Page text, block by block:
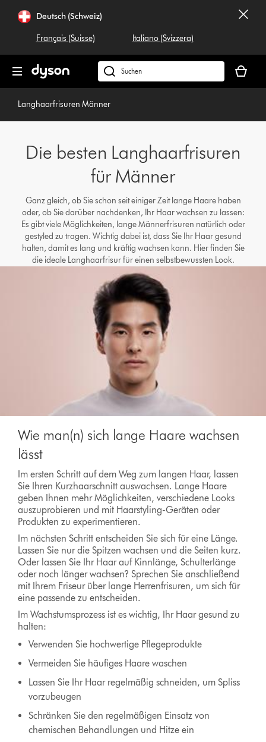
überspringenDeutsch (Schweiz)
Français (Suisse) Italiano (Svizzera)
Dyson.ch
durchsuchen
ist
Langhaarfrisuren Männer
Die besten Langhaarfrisuren
für Männer
Ganz gleich, ob Sie schon seit einiger Zeit lange Haare haben
oder, ob Sie darüber nachdenken, Ihr Haar wachsen zu lassen:
Es gibt viele Möglichkeiten, lange Männerfrisuren natürlich oder
gestyled zu tragen. Wichtig dabei ist, dass Sie Ihr Haar gesund
halten, damit es lang und kräftig wachsen kann. Hier finden Sie
die ideale Langhaarfrisur für einen selbstbewussten Look.
Wie man(n) sich lange Haare wachsen
lässt
Im ersten Schritt auf dem Weg zum langen Haar, lassen
Sie Ihren Kurzhaarschnitt auswachsen. Lange Haare
geben Ihnen mehr Möglichkeiten, verschiedene Looks
auszuprobieren und mit Haarstyling-Geräten oder
Produkten zu experimentieren.
Im nächsten Schritt entscheiden Sie sich für eine Länge.
Lassen Sie nur die Spitzen wachsen und die Seiten kurz.
Oder lassen Sie Ihr Haar auf Kinnlänge, Schulterlänge
oder noch länger wachsen? Sprechen Sie anschließend
mit Ihrem Friseur über lange Herrenfrisuren, um sich für
eine passende zu entscheiden.
Im Wachstumsprozess ist es wichtig, Ihr Haar gesund zu
halten:
Verwenden Sie hochwertige Pflegeprodukte
Vermeiden Sie häufiges Haare waschen
Lassen Sie Ihr Haar regelmäßig schneiden, um Spliss
vorzubeugen
Schränken Sie den regelmäßigen Einsatz von
chemischen Behandlungen und Hitze ein